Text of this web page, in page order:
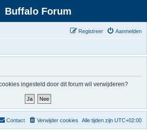
Buffalo Forum
Aanmelden
Registreer
ingesteld door dit forum wil verwijderen?
Alle tijden zijn UTC+02:00
Verwijder cookies
Contact